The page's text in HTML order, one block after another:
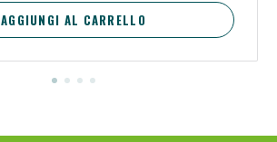
AGGIUNGI AL CARRELLO